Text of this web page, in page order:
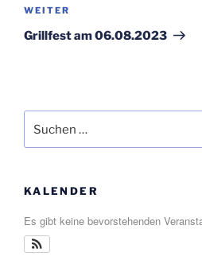
Nächster
Beitrag
WEITER
Grillfest am 06.08.2023
nach:
KALENDER
Es gibt keine bevorstehenden